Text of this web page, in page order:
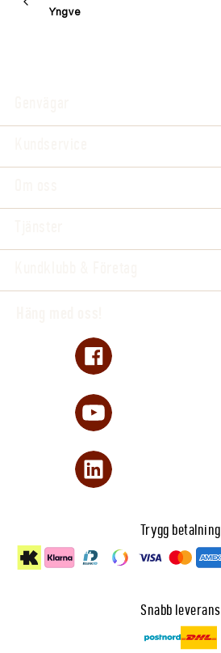
Yngve
Trygg betalning
Snabb leverans